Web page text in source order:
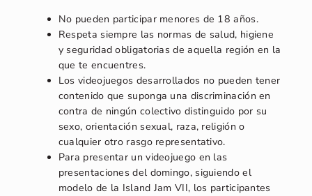
No pueden participar menores de 18 años.
Respeta siempre las normas de salud, higiene
y seguridad obligatorias de aquella región en la
que te encuentres.
Los videojuegos desarrollados no pueden tener
contenido que suponga una discriminación en
contra de ningún colectivo distinguido por su
sexo, orientación sexual, raza, religión o
cualquier otro rasgo representativo.
Para presentar un videojuego en las
presentaciones del domingo, siguiendo el
modelo de la Island Jam VII, los participantes